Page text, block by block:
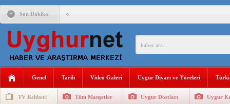
Son Dakika
ÇİN’İN “GÜVENLİK”SÖYLEMİ İLE DOĞU TÜRKİSTAN’DA
ANAHTAR PARTİ GENEL BAŞKANI AĞIRALİOĞLU :
Genel Tarih Video Galeri Uygur Diyarı ve Yöreleri
TV Rehberi Tüm Manşetler Uygur Dostları Uygur